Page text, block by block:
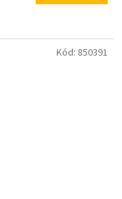
Kód: 850391